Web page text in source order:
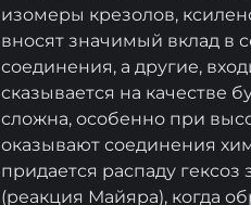
изомеры крезолов,
вносят значимый вклад в
соединения, а другие,
сказывается на качестве
сложна, особенно при
оказывают соединения
придается распаду
(реакция Майяра), когда